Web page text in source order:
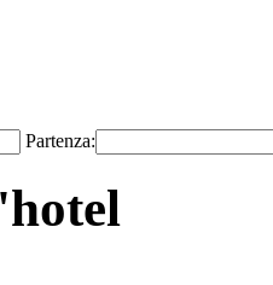
Partenza: